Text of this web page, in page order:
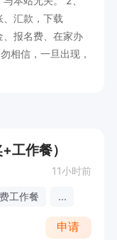
、汇款，下载
报名费、在家办
相信，一旦出现，
工作餐）
11小时前
工作餐 ...
申请